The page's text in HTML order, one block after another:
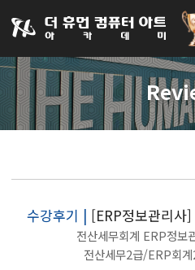
031-252-7277 수원캠퍼
로그인
수강후기 | [ERP정보관리사
전산세무회계 ERP정보
전산세무2급/ERP회
아카데미소개
인사말
오시는길
국비지원 무료교육